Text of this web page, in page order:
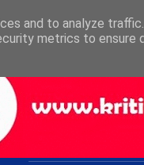
and to analyze
metrics to ensure